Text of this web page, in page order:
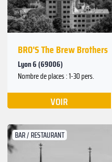
BRO'S The Brew Brothers
Lyon 6 (69006)
Nombre de places : 1-30 pers.
VOIR
BAR / RESTAURANT